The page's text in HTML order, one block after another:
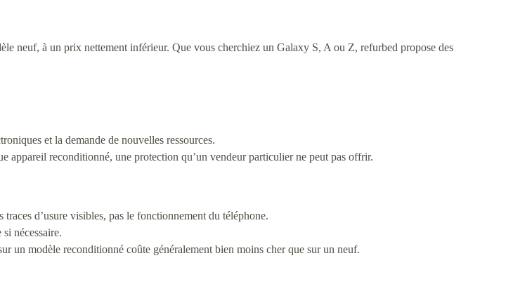
neuf, à un prix nettement inférieur. Que vous cherchiez un Galaxy S, A ou Z, refurbed propose des
et la demande de nouvelles ressources.
appareil reconditionné, une protection qu’un vendeur particulier ne peut pas offrir.
d’usure visibles, pas le fonctionnement du téléphone.
nécessaire.
un modèle reconditionné coûte généralement bien moins cher que sur un neuf.